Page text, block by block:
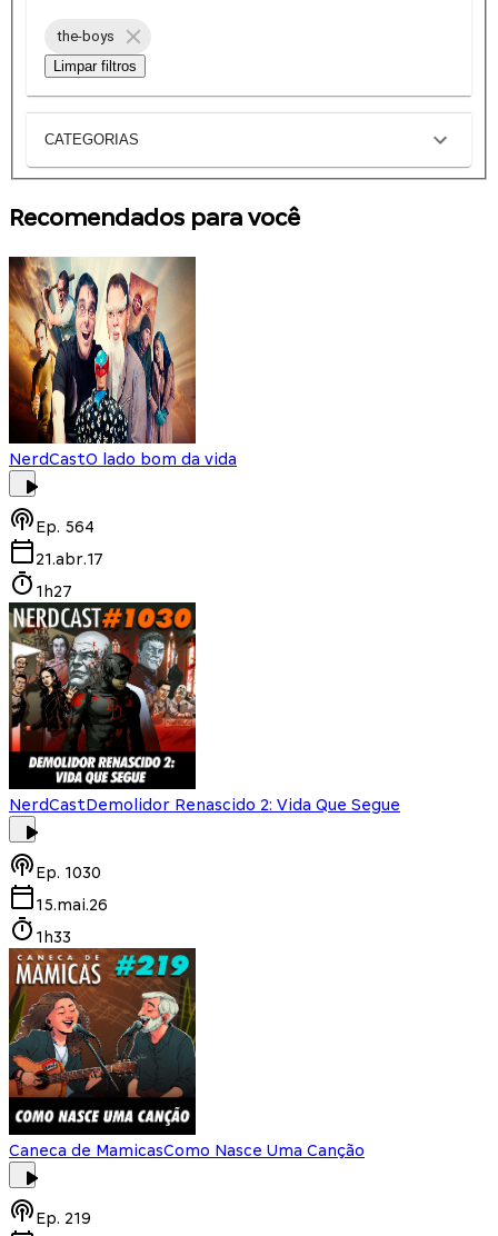
the-boys
Limpar filtros
CATEGORIAS
Recomendados para você
NerdCastO lado bom da vida
Ep. 564
21.abr.17
1h27
NerdCastDemolidor Renascido 2: Vida Que Segue
Ep. 1030
15.mai.26
1h33
Caneca de MamicasComo Nasce Uma Canção
Ep. 219